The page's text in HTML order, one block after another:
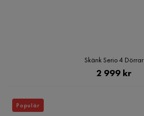
Skänk Serio 4 Dörrar
Pris
2 999 kr
Populär